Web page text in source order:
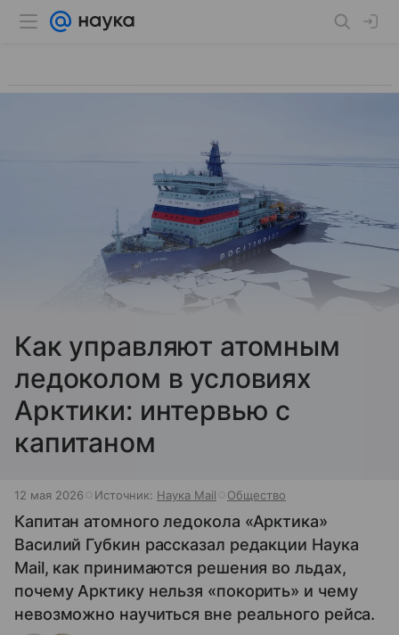
Как управляют атомным
ледоколом в условиях
Арктики: интервью с
капитаном
12 мая 2026 Источник: Наука Mail Общество
Капитан атомного ледокола «Арктика»
Василий Губкин рассказал редакции Наука
Mail, как принимаются решения во льдах,
почему Арктику нельзя «покорить» и чему
невозможно научиться вне реального рейса.